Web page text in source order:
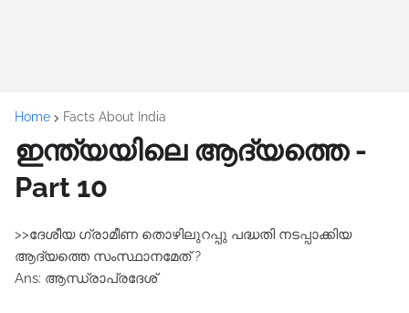
Home Facts About India
ഇന്ത്യയിലെ ആദ്യത്തെ -
Part 10
>>ദേശീയ ഗ്രാമീണ തൊഴിലുറപ്പു പദ്ധതി നടപ്പാക്കിയ
ആദ്യത്തെ സംസ്ഥാനമേത് ?
Ans: ആന്ധ്രാപ്രദേശ്